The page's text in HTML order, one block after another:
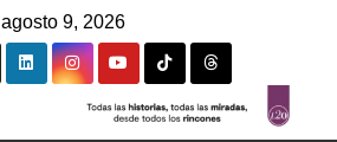
agosto 9, 2026